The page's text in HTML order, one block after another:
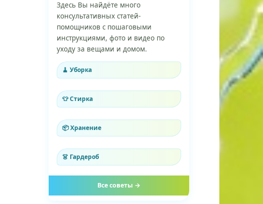
Здесь Вы найдёте много
консультативных статей-
помощников с пошаговыми
инструкциями, фото и видео по
уходу за вещами и домом.
🧹 Уборка
👕 Стирка
📦 Хранение
👗 Гардероб
Все советы →